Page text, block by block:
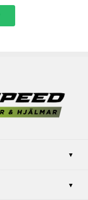
▼
▼